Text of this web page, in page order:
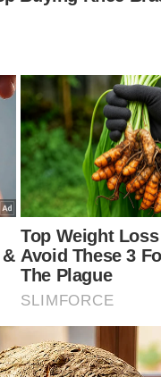
Harian.Klik di sini!
tunai.
pendapatan bulanan
rumah anda?
RM3,500 -
RM8,001 -
Lebih daripada
berkata
VPoints:0
2020